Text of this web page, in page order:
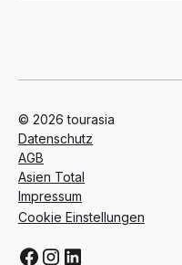
© 2026 tourasia
Datenschutz
AGB
Asien Total
Impressum
Cookie Einstellungen